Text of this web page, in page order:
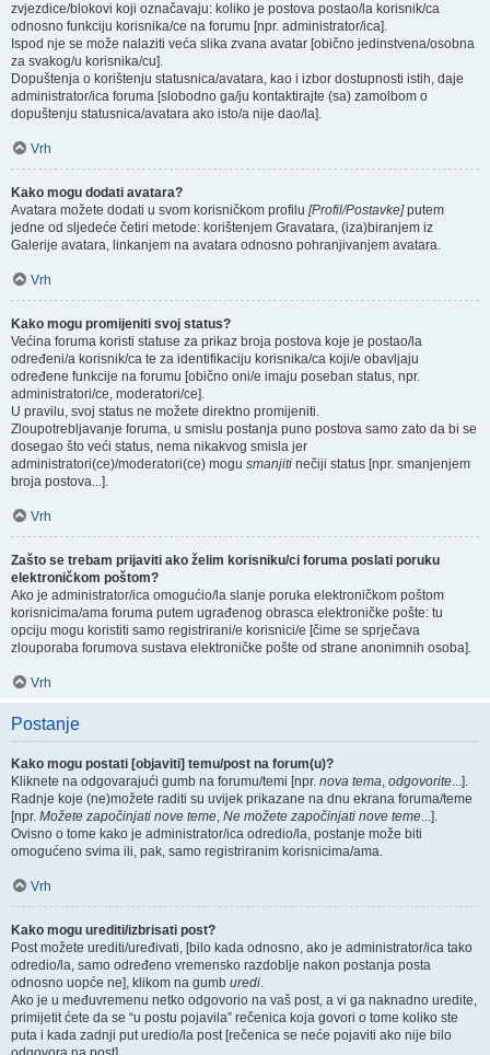
zvjezdice/blokovi koji označavaju: koliko je postova postao/la korisnik/ca
odnosno funkciju korisnika/ce na forumu [npr. administrator/ica].
Ispod nje se može nalaziti veća slika zvana avatar [obično jedinstvena/osobna
za svakog/u korisnika/cu].
Dopuštenja o korištenju statusnica/avatara, kao i izbor dostupnosti istih, daje
administrator/ica foruma [slobodno ga/ju kontaktirajte (sa) zamolbom o
dopuštenju statusnica/avatara ako isto/a nije dao/la].
Vrh
Kako mogu dodati avatara?
Avatara možete dodati u svom korisničkom profilu [Profil/Postavke]putem
jedne od sljedeće četiri metode: korištenjem Gravatara, (iza)biranjem iz
Galerije avatara, linkanjem na avatara odnosno pohranjivanjem avatara.
Vrh
Kako mogu promijeniti svoj status?
Većina foruma koristi statuse za prikaz broja postova koje je postao/la
određeni/a korisnik/ca te za identifikaciju korisnika/ca koji/e obavljaju
određene funkcije na forumu [obično oni/e imaju poseban status, npr.
administratori/ce, moderatori/ce].
U pravilu, svoj status ne možete direktno promijeniti.
Zloupotrebljavanje foruma, u smislu postanja puno postova samo zato da bi se
dosegao što veći status, nema nikakvog smisla jer
administratori(ce)/moderatori(ce) mogu smanjiti nečiji status [npr. smanjenjem
broja postova...].
Vrh
Zašto se trebam prijaviti ako želim korisniku/ci foruma poslati poruku
elektroničkom poštom?
Ako je administrator/ica omogućio/la slanje poruka elektroničkom poštom
korisnicima/ama foruma putem ugrađenog obrasca elektroničke pošte: tu
opciju mogu koristiti samo registrirani/e korisnici/e [čime se sprječava
zlouporaba forumova sustava elektroničke pošte od strane anonimnih osoba].
Vrh
Postanje
Kako mogu postati [objaviti] temu/post na forum(u)?
Kliknete na odgovarajući gumb na forumu/temi [npr. nova tema, odgovorite...].
Radnje koje (ne)možete raditi su uvijek prikazane na dnu ekrana foruma/teme
[npr. Možete započinjati nove teme, Ne možete započinjati nove teme...].
Ovisno o tome kako je administrator/ica odredio/la, postanje može biti
omogućeno svima ili, pak, samo registriranim korisnicima/ama.
Vrh
Kako mogu urediti/izbrisati post?
Post možete urediti/uređivati, [bilo kada odnosno, ako je administrator/ica tako
odredio/la, samo određeno vremensko razdoblje nakon postanja posta
odnosno uopće ne], klikom na gumb uredi.
Ako je u međuvremenu netko odgovorio na vaš post, a vi ga naknadno uredite,
primijetit ćete da se “u postu pojavila” rečenica koja govori o tome koliko ste
puta i kada zadnji put uredio/la post [rečenica se neće pojaviti ako nije bilo